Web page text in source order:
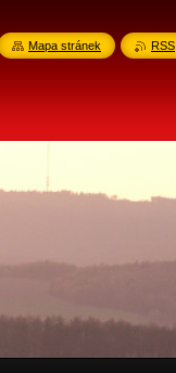
Mapa stránek RSS